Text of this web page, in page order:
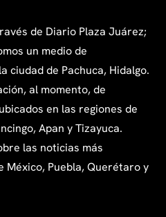
de Diario Plaza Juárez;
un medio de
ciudad de Pachuca, Hidalgo.
al momento, de
en las regiones de
Apan y Tizayuca.
las noticias más
México, Puebla, Querétaro y